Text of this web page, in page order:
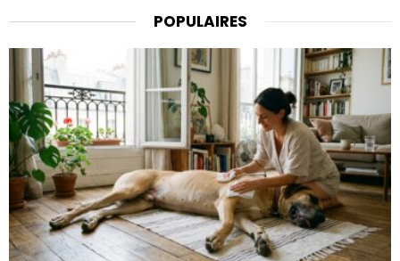
POPULAIRES